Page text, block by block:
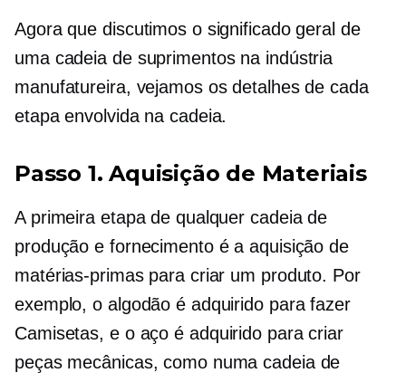
Agora que discutimos o significado geral de
uma cadeia de suprimentos na indústria
manufatureira, vejamos os detalhes de cada
etapa envolvida na cadeia.
Passo 1. Aquisição de Materiais
A primeira etapa de qualquer cadeia de
produção e fornecimento é a aquisição de
matérias-primas para criar um produto. Por
exemplo, o algodão é adquirido para fazer
Camisetas, e o aço é adquirido para criar
peças mecânicas, como numa cadeia de